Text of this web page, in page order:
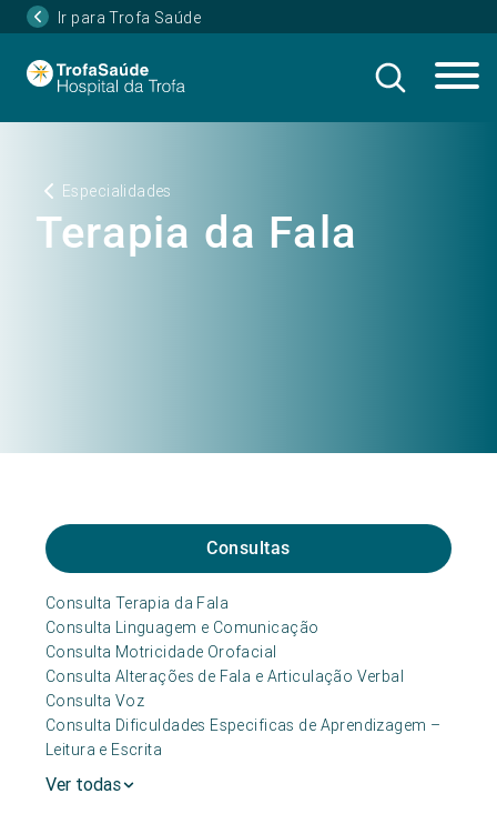
Ir para Trofa Saúde
Especialidades
Terapia da Fala
Consultas
Consulta Terapia da Fala
Consulta Linguagem e Comunicação
Consulta Motricidade Orofacial
Consulta Alterações de Fala e Articulação Verbal
Consulta Voz
Consulta Dificuldades Especificas de Aprendizagem –
Leitura e Escrita
Ver todas